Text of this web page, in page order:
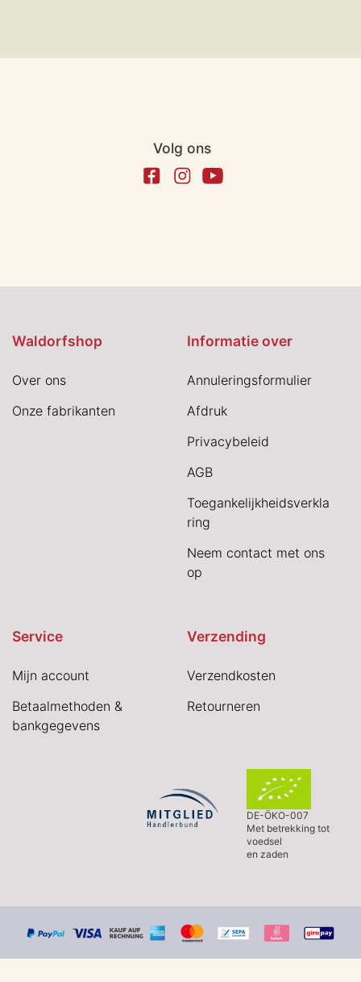
Volg ons
Waldorfshop
Over ons
Onze fabrikanten
Informatie over
Annuleringsformulier
Afdruk
Privacybeleid
AGB
Toegankelijkheidsverkla
ring
Neem contact met ons
op
Service
Mijn account
Betaalmethoden &
bankgegevens
Verzending
Verzendkosten
Retourneren
DE-ÖKO-007
Met betrekking tot
voedsel
en zaden